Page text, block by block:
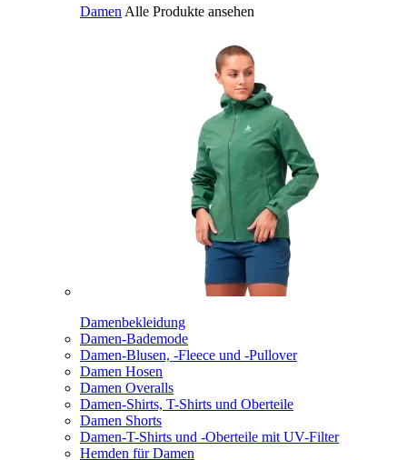
Damen Alle Produkte ansehen
Damenbekleidung
Damen-Bademode
Damen-Blusen, -Fleece und -Pullover
Damen Hosen
Damen Overalls
Damen-Shirts, T-Shirts und Oberteile
Damen Shorts
Damen-T-Shirts und -Oberteile mit UV-Filter
Hemden für Damen